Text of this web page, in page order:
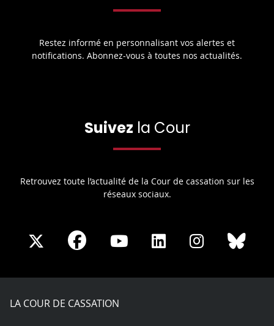
Restez informé en personnalisant vos alertes et
notifications. Abonnez-vous à toutes nos actualités.
Suivez la Cour
Retrouvez toute l’actualité de la Cour de cassation sur les
réseaux sociaux.
Share
X
Share
Facebook
Share
Youtube
Share
LinkedIn
Share
Instagram
LA COUR DE CASSATION